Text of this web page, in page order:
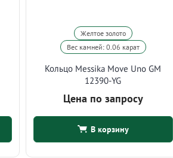
Желтое золото
Вес камней: 0.06 карат
Кольцо Messika Move Uno GM
12390-YG
Цена по запросу
В корзину